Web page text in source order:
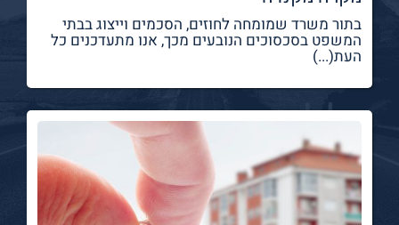
בתור משרד שמומחה לחוזים, הסכמים וייצוג בבתי
המשפט בסכסוכים הנובעים מכך, אנו מתעדכנים כל
העת(...)